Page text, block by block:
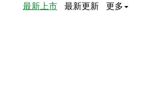
最新上市 最新更新 更多